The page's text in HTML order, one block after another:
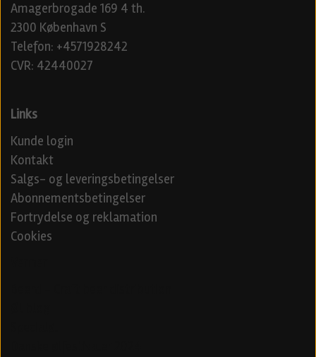
Amagerbrogade 169 4 th.
2300 København S
Telefon: +4571928242
CVR: 42440027
Links
Kunde login
Kontakt
Salgs- og leveringsbetingelser
Abonnementsbetingelser
Fortrydelse og reklamation
Cookies